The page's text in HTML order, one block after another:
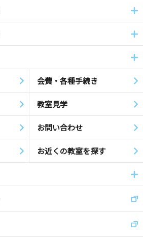
会費・各種手続き
教室見学
お問い合わせ
お近くの教室を探す